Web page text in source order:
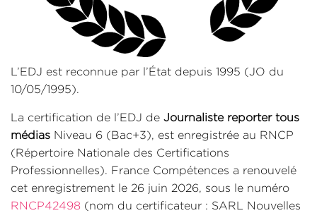
L’EDJ est reconnue par l’État depuis 1995 (JO du
10/05/1995).
La certification de l’EDJ de Journaliste reporter tous
médias Niveau 6 (Bac+3), est enregistrée au RNCP
(Répertoire Nationale des Certifications
Professionnelles). France Compétences a renouvelé
cet enregistrement le 26 juin 2026, sous le numéro
RNCP42498 (nom du certificateur : SARL Nouvelles